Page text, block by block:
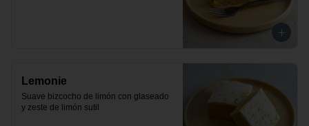
Lemonie
Suave bizcocho de limón con glaseado
y zeste de limón sutil